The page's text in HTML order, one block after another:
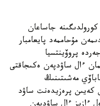
جاساعان
مۇحاممەد پايعامبار
پروۆينتسيا
ءال ساۋدپەن ەكىجاقتى
مەشىتىنىڭ
كەيىن پرەزيدەنت ساۋد